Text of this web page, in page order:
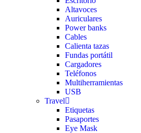
Altavoces
Auriculares
Power banks
Cables
Calienta tazas
Fundas portátil
Cargadores
Teléfonos
Multiherramientas
USB
Travel
Etiquetas
Pasaportes
Eye Mask